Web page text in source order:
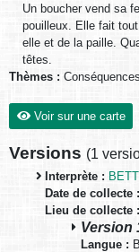
Un boucher vend sa
pouilleux. Elle fait
elle et de la paille.
têtes.
Thèmes :
Voir sur une carte
Versions (1
Interprète :
Date de collecte :
Lieu de collecte :
Version
Langue :